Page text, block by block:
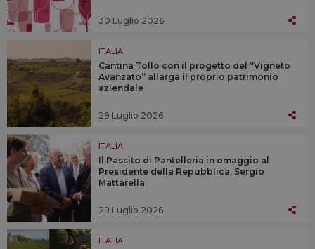
30 Luglio 2026
ITALIA
Cantina Tollo con il progetto del “Vigneto
Avanzato” allarga il proprio patrimonio
aziendale
29 Luglio 2026
ITALIA
Il Passito di Pantelleria in omaggio al
Presidente della Repubblica, Sergio
Mattarella
29 Luglio 2026
ITALIA